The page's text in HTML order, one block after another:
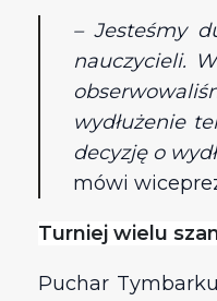
– Jesteśmy
nauczycieli.
wydłużenie
decyzję o
mówi
Turniej wielu
Puchar